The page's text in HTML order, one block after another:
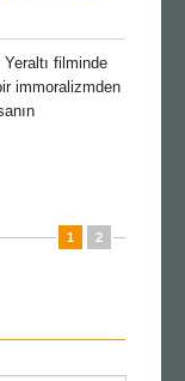
Yeraltı filminde
immoralizmden
1 2